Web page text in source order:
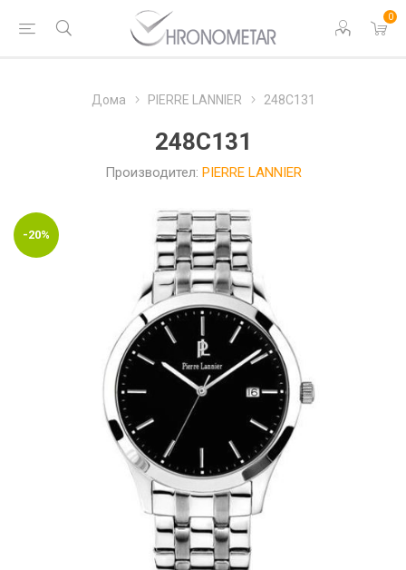
0
Дома PIERRE LANNIER 248C131
248C131
Производител: PIERRE LANNIER
-20%